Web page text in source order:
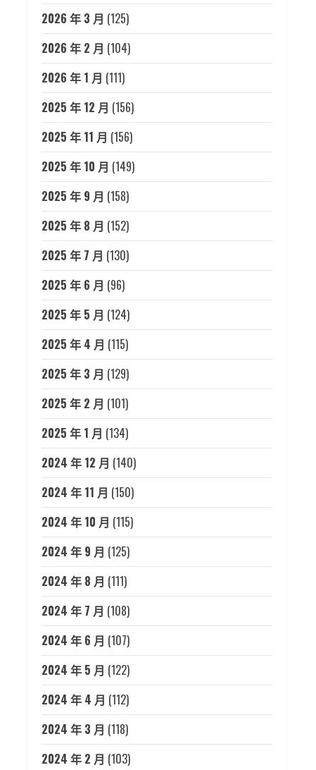
2026 年 3 月 (125)
2026 年 2 月 (104)
2026 年 1 月 (111)
2025 年 12 月 (156)
2025 年 11 月 (156)
2025 年 10 月 (149)
2025 年 9 月 (158)
2025 年 8 月 (152)
2025 年 7 月 (130)
2025 年 6 月 (96)
2025 年 5 月 (124)
2025 年 4 月 (115)
2025 年 3 月 (129)
2025 年 2 月 (101)
2025 年 1 月 (134)
2024 年 12 月 (140)
2024 年 11 月 (150)
2024 年 10 月 (115)
2024 年 9 月 (125)
2024 年 8 月 (111)
2024 年 7 月 (108)
2024 年 6 月 (107)
2024 年 5 月 (122)
2024 年 4 月 (112)
2024 年 3 月 (118)
2024 年 2 月 (103)